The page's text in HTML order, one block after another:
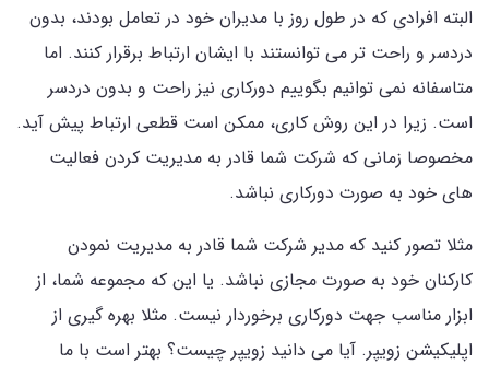
البته افرادی که در طول روز با مدیران خود در تعامل بودند، بدون
دردسر و راحت تر می توانستند با ایشان ارتباط برقرار کنند. اما
متاسفانه نمی توانیم بگوییم دورکاری نیز راحت و بدون دردسر
است. زیرا در این روش کاری، ممکن است قطعی ارتباط پیش آید.
مخصوصا زمانی که شرکت شما قادر به مدیریت کردن فعالیت
های خود به صورت دورکاری نباشد.
مثلا تصور کنید که مدیر شرکت شما قادر به مدیریت نمودن
کارکنان خود به صورت مجازی نباشد. یا این که مجموعه شما، از
ابزار مناسب جهت دورکاری برخوردار نیست. مثلا بهره گیری از
اپلیکیشن زویپر. آیا می دانید زویپر چیست؟ بهتر است با ما